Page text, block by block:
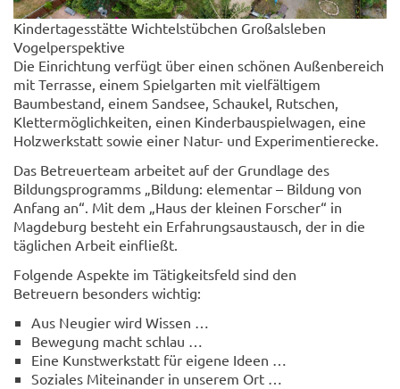
Kindertagesstätte Wichtelstübchen Großalsleben
Vogelperspektive
Die Einrichtung verfügt über einen schönen Außenbereich
mit Terrasse, einem Spielgarten mit vielfältigem
Baumbestand, einem Sandsee, Schaukel, Rutschen,
Klettermöglichkeiten, einen Kinderbauspielwagen, eine
Holzwerkstatt sowie einer Natur- und Experimentierecke.
Das Betreuerteam arbeitet auf der Grundlage des
Bildungsprogramms „Bildung: elementar – Bildung von
Anfang an“. Mit dem „Haus der kleinen Forscher“ in
Magdeburg besteht ein Erfahrungsaustausch, der in die
täglichen Arbeit einfließt.
Folgende Aspekte im Tätigkeitsfeld sind den
Betreuern besonders wichtig:
Aus Neugier wird Wissen …
Bewegung macht schlau …
Eine Kunstwerkstatt für eigene Ideen …
Soziales Miteinander in unserem Ort …